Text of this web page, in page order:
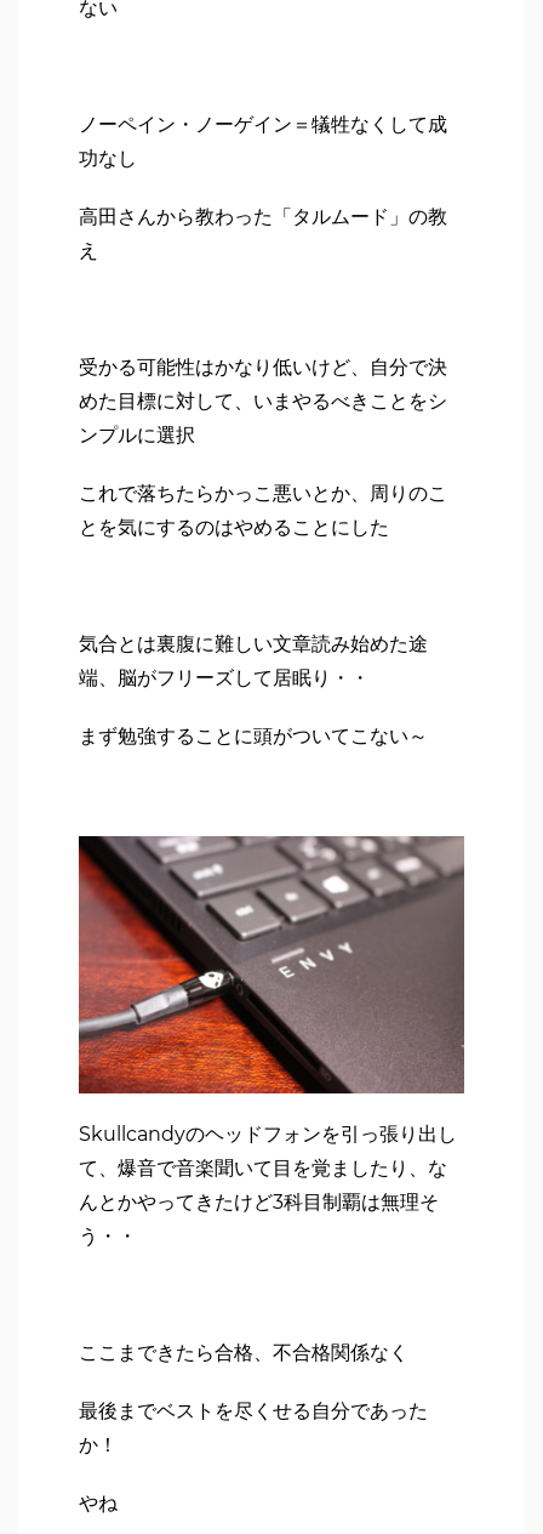
ない
ノーペイン・ノーゲイン＝犠牲なくして成
功なし
高田さんから教わった「タルムード」の教
え
受かる可能性はかなり低いけど、自分で決
めた目標に対して、いまやるべきことをシ
ンプルに選択
これで落ちたらかっこ悪いとか、周りのこ
とを気にするのはやめることにした
気合とは裏腹に難しい文章読み始めた途
端、脳がフリーズして居眠り・・
まず勉強することに頭がついてこない～
Skullcandyのヘッドフォンを引っ張り出し
て、爆音で音楽聞いて目を覚ましたり、な
んとかやってきたけど3科目制覇は無理そ
う・・
ここまできたら合格、不合格関係なく
最後までベストを尽くせる自分であった
か！
やね